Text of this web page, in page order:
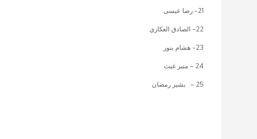
21- رضا عيسى
22- الصادق العكاري
23- هشام بنور
24 – منير غيث
25 – بشير رمضان